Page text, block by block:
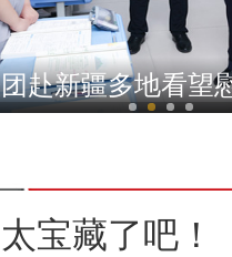
】吉国马戏表演
赴新疆多地看望
宝藏了吧！